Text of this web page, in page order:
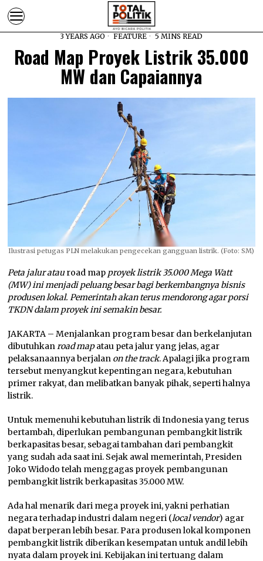
3 YEARS AGO FEATURE 5 MINS READ
Road Map Proyek Listrik 35.000
MW dan Capaiannya
Ilustrasi petugas PLN melakukan pengecekan gangguan listrik. (Foto: SM)
Peta jalur atauroad map proyek listrik 35.000 Mega Watt
(MW) ini menjadi peluang besar bagi berkembangnya bisnis
produsen lokal. Pemerintah akan terus mendorong agar porsi
TKDN dalam proyek ini semakin besar.
JAKARTA – Menjalankan program besar dan berkelanjutan
dibutuhkanroad mapatau peta jalur yang jelas, agar
pelaksanaannya berjalan on the track. Apalagi jika program
tersebut menyangkut kepentingan negara, kebutuhan
primer rakyat, dan melibatkan banyak pihak, seperti halnya
listrik.
Untuk memenuhi kebutuhan listrik di Indonesia yang terus
bertambah, diperlukan pembangunan pembangkit listrik
berkapasitas besar, sebagai tambahan dari pembangkit
yang sudah ada saat ini. Sejak awal memerintah, Presiden
Joko Widodo telah menggagas proyek pembangunan
pembangkit listrik berkapasitas 35.000 MW.
Ada hal menarik dari mega proyek ini, yakni perhatian
negara terhadap industri dalam negeri (local vendor) agar
dapat berperan lebih besar. Para produsen lokal komponen
pembangkit listrik diberikan kesempatan untuk andil lebih
nyata dalam proyek ini. Kebijakan ini tertuang dalam